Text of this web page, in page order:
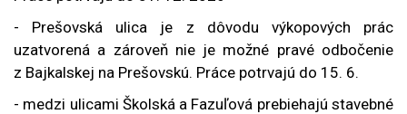
- Prešovská ulica je z dôvodu výkopových prác
uzatvorená a zároveň nie je možné pravé odbočenie
z Bajkalskej na Prešovskú. Práce potrvajú do 15. 6.
- medzi ulicami Školská a Fazuľová prebiehajú stavebné